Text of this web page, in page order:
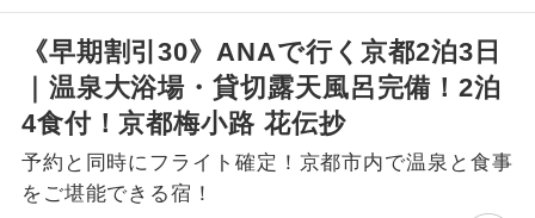
《早期割引30》ANAで行く京都2泊3日
｜温泉大浴場・貸切露天風呂完備！2泊
4食付！京都梅小路 花伝抄
予約と同時にフライト確定！京都市内で温泉と食事
をご堪能できる宿！
現地添乗員同
行
現地到着空港（駅）から最終日出発空港
（駅）まで添乗員が同行します。
バスガイド乗
務
バスガイドが乗務し、車内での観光案内
があります。
新コース 初登場のコースです。
賃」を利用したツアーです。
お申し込み時期・ご利用便の空席状況に
よって料金が変動いたします。
以下の注意事項をあらかじめご了承いただき
ますようお願いいたします。